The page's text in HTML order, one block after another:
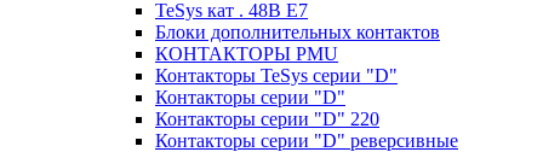
TeSys кат . 48В E7
Блоки дополнительных контактов
КОНТАКТОРЫ PMU
Контакторы TeSys серии "D"
Контакторы серии "D"
Контакторы серии "D" 220
Контакторы серии "D" реверсивные